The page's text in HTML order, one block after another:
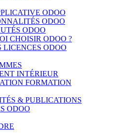
ODOO
ODOO
ODOO
CHOISIR ODOO ?
LICENCES ODOO
INTÉRIEUR
FORMATION
& PUBLICATIONS
ODOO